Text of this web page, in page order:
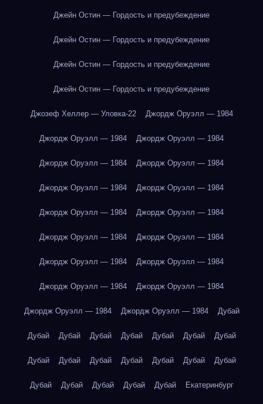
Джейн Остин — Гордость и предубеждение
Джейн Остин — Гордость и предубеждение
Джейн Остин — Гордость и предубеждение
Джейн Остин — Гордость и предубеждение
Джозеф Хеллер — Уловка-22 Джордж Оруэлл — 1984
Джордж Оруэлл — 1984 Джордж Оруэлл — 1984
Джордж Оруэлл — 1984 Джордж Оруэлл — 1984
Джордж Оруэлл — 1984 Джордж Оруэлл — 1984
Джордж Оруэлл — 1984 Джордж Оруэлл — 1984
Джордж Оруэлл — 1984 Джордж Оруэлл — 1984
Джордж Оруэлл — 1984 Джордж Оруэлл — 1984
Джордж Оруэлл — 1984 Джордж Оруэлл — 1984
Джордж Оруэлл — 1984 Джордж Оруэлл — 1984 Дубай
Дубай Дубай Дубай Дубай Дубай Дубай Дубай
Дубай Дубай Дубай Дубай Дубай Дубай Дубай
Дубай Дубай Дубай Дубай Дубай Екатеринбург